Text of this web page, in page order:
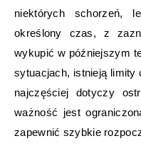
niektórych schorzeń,
określony czas, z
wykupić w późniejszym
sytuacjach, istnieją limity
najczęściej dotyczy
ważność jest
zapewnić szybkie